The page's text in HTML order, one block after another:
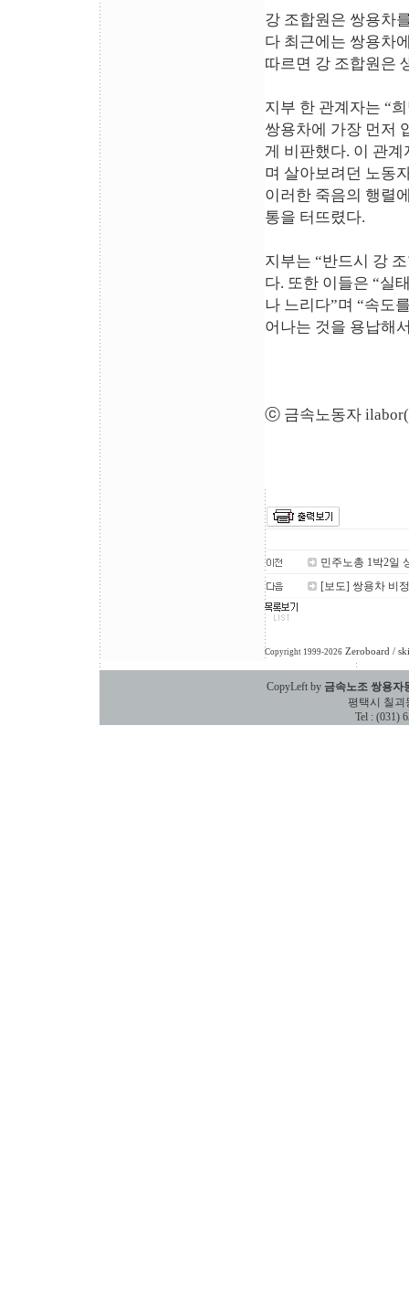
강 조합원은 쌍용차
다 최근에는 쌍용차
따르면 강 조합원은
지부 한 관계자는 “
쌍용차에 가장 먼저
게 비판했다. 이 관
며 살아보려던 노동
이러한 죽음의 행렬
통을 터뜨렸다.
지부는 “반드시 강
다. 또한 이들은 “실
나 느리다”며 “속도
어나는 것을 용납해
ⓒ 금속노동자 ilabor(
민주노총 1박2일
[보도] 쌍용차 비
Copyright 1999-2026 Zeroboard /
CopyLeft by 금속노조 쌍용자
평택시 칠괴동
Tel : (031)